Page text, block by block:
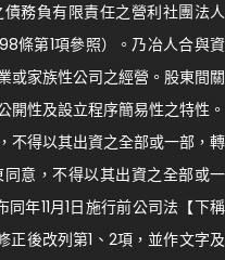
務負有限責任之營利社團法人
條第1項參照）。乃冶人合與資
或家族性公司之經營。股東間關
開性及設立程序簡易性之特性。
不得以其出資之全部或一部，轉
意，不得以其出資之全部或一
年11月1日施行前公司法【下稱
正後改列第1、2項，並作文字及